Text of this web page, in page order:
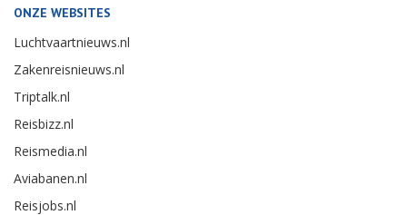
ONZE WEBSITES
Luchtvaartnieuws.nl
Zakenreisnieuws.nl
Triptalk.nl
Reisbizz.nl
Reismedia.nl
Aviabanen.nl
Reisjobs.nl